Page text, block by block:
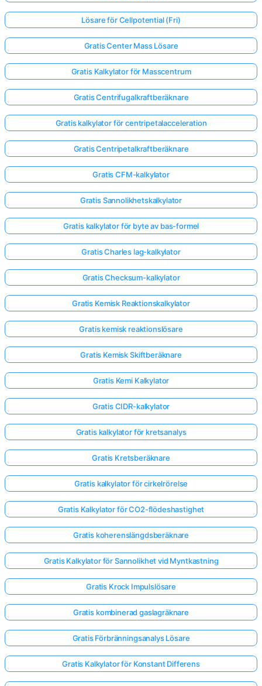
Lösare för Cellpotential (Fri)
Gratis Center Mass Lösare
Gratis Kalkylator för Masscentrum
Gratis Centrifugalkraftberäknare
Gratis kalkylator för centripetalacceleration
Gratis Centripetalkraftberäknare
Gratis CFM-kalkylator
Gratis Sannolikhetskalkylator
Gratis kalkylator för byte av bas-formel
Gratis Charles lag-kalkylator
Gratis Checksum-kalkylator
Gratis Kemisk Reaktionskalkylator
Gratis kemisk reaktionslösare
Gratis Kemisk Skiftberäknare
Gratis Kemi Kalkylator
Gratis CIDR-kalkylator
Gratis kalkylator för kretsanalys
Gratis Kretsberäknare
Gratis kalkylator för cirkelrörelse
Gratis Kalkylator för CO2-flödeshastighet
Gratis koherenslängdsberäknare
Gratis Kalkylator för Sannolikhet vid Myntkastning
Gratis Krock Impulslösare
Gratis kombinerad gaslagräknare
Gratis Förbränningsanalys Lösare
Gratis Kalkylator för Konstant Differens